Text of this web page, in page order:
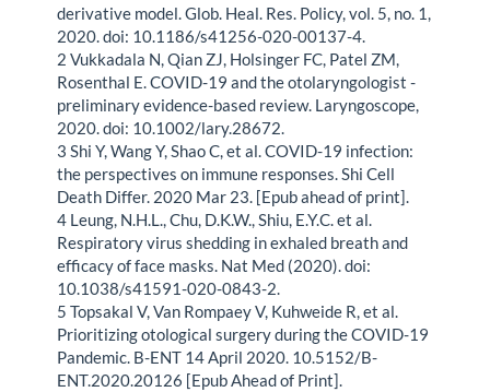
derivative model. Glob. Heal. Res. Policy, vol. 5, no. 1,
2020. doi: 10.1186/s41256-020-00137-4.
2 Vukkadala N, Qian ZJ, Holsinger FC, Patel ZM,
Rosenthal E. COVID-19 and the otolaryngologist -
preliminary evidence-based review. Laryngoscope,
2020. doi: 10.1002/lary.28672.
3 Shi Y, Wang Y, Shao C, et al. COVID-19 infection:
the perspectives on immune responses. Shi Cell
Death Differ. 2020 Mar 23. [Epub ahead of print].
4 Leung, N.H.L., Chu, D.K.W., Shiu, E.Y.C. et al.
Respiratory virus shedding in exhaled breath and
efficacy of face masks. Nat Med (2020). doi:
10.1038/s41591-020-0843-2.
5 Topsakal V, Van Rompaey V, Kuhweide R, et al.
Prioritizing otological surgery during the COVID-19
Pandemic. B-ENT 14 April 2020. 10.5152/B-
ENT.2020.20126 [Epub Ahead of Print].